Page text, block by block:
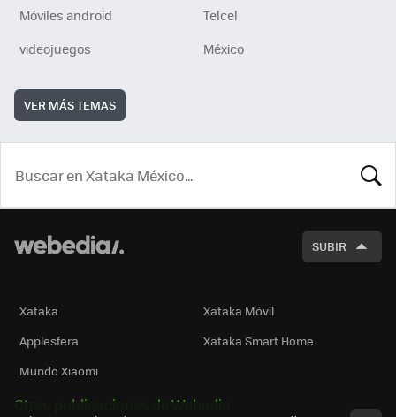
Móviles android
Telcel
videojuegos
México
VER MÁS TEMAS
SUBIR
Xataka
Xataka Móvil
Applesfera
Xataka Smart Home
Mundo Xiaomi
Otras publicaciones de Webedia